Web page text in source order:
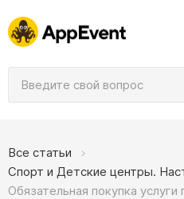
Все статьи
Спорт и Детские центры.
Обязательная покупка